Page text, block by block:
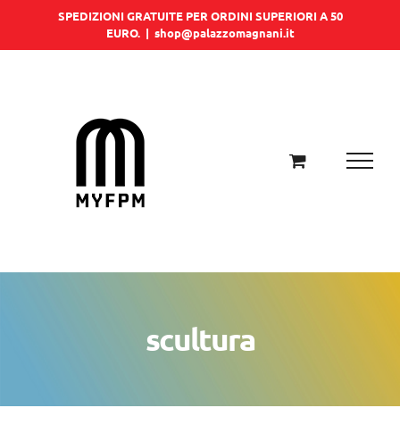
SPEDIZIONI GRATUITE PER ORDINI SUPERIORI A 50
EURO. | shop@palazzomagnani.it
scultura